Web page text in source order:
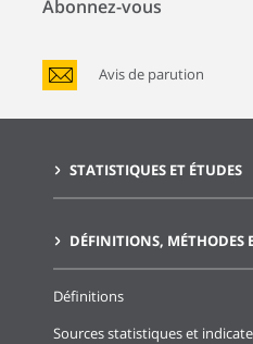
Abonnez-vous
Avis de parution
STATISTIQUES ET ÉTUDES
DÉFINITIONS, MÉTHODES
Définitions
Sources statistiques et